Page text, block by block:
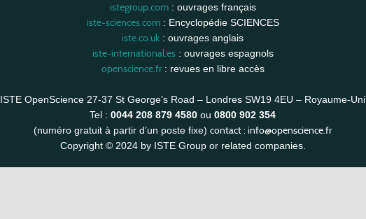
istegroup.com: ouvrages français
iste-sciences.com: Encyclopédie SCIENCES
iste.co.uk : ouvrages anglais
iste-international.es: ouvrages espagnols
openscience.fr: revues en libre accès
ISTE OpenScience 27-37 St George’s Road – Londres SW19 4EU – Royaume-Uni
Tel : 0044 208 879 4580 ou 0800 902 354
(numéro gratuit à partir d’un poste fixe) contact : info@openscience.fr
Copyright © 2024 by ISTE Group or related companies.